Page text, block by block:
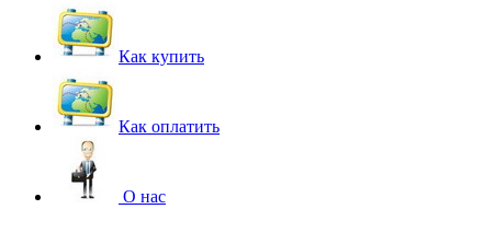
Как купить
Как оплатить
О нас